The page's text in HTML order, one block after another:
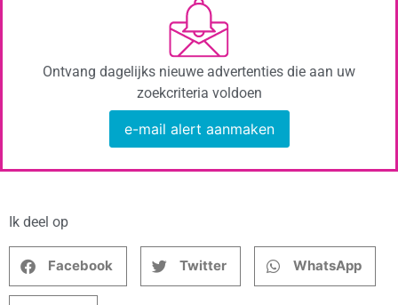
Ontvang dagelijks nieuwe advertenties die aan uw
zoekcriteria voldoen
e-mail alert aanmaken
Ik deel op
Facebook Twitter WhatsApp